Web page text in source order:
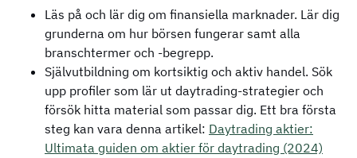
Läs på och lär dig om finansiella marknader. Lär dig
grunderna om hur börsen fungerar samt alla
branschtermer och -begrepp.
Självutbildning om kortsiktig och aktiv handel. Sök
upp profiler som lär ut daytrading-strategier och
försök hitta material som passar dig. Ett bra första
steg kan vara denna artikel: Daytrading aktier:
Ultimata guiden om aktier för daytrading (2024)